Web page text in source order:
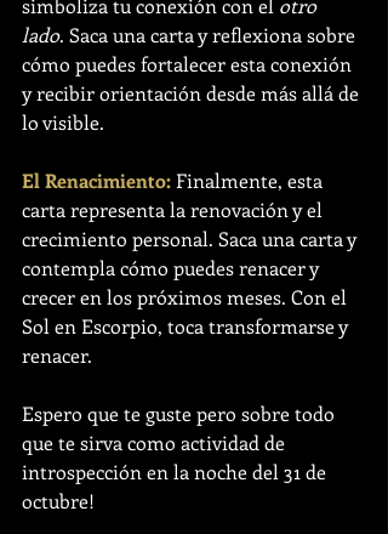
lado. Saca una carta y reflexiona sobre
cómo puedes fortalecer esta conexión
y recibir orientación desde más allá de
lo visible.
El Renacimiento: Finalmente, esta
carta representa la renovación y el
crecimiento personal. Saca una carta y
contempla cómo puedes renacer y
crecer en los próximos meses. Con el
Sol en Escorpio, toca transformarse y
renacer.
Espero que te guste pero sobre todo
que te sirva como actividad de
introspección en la noche del 31 de
octubre!